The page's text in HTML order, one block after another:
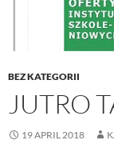
BEZ KATEGORII
JUTRO
19 APRIL 2018